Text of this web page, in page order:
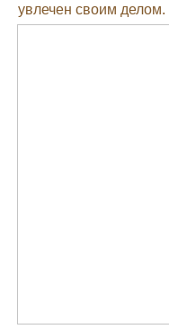
увлечен своим делом.